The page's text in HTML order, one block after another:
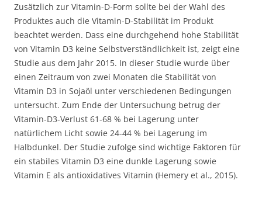
Zusätzlich zur Vitamin-D-Form sollte bei der Wahl des
Produktes auch die Vitamin-D-Stabilität im Produkt
beachtet werden. Dass eine durchgehend hohe Stabilität
von Vitamin D3 keine Selbstverständlichkeit ist, zeigt eine
Studie aus dem Jahr 2015. In dieser Studie wurde über
einen Zeitraum von zwei Monaten die Stabilität von
Vitamin D3 in Sojaöl unter verschiedenen Bedingungen
untersucht. Zum Ende der Untersuchung betrug der
Vitamin-D3-Verlust 61-68 % bei Lagerung unter
natürlichem Licht sowie 24-44 % bei Lagerung im
Halbdunkel. Der Studie zufolge sind wichtige Faktoren für
ein stabiles Vitamin D3 eine dunkle Lagerung sowie
Vitamin E als antioxidatives Vitamin (Hemery et al., 2015).